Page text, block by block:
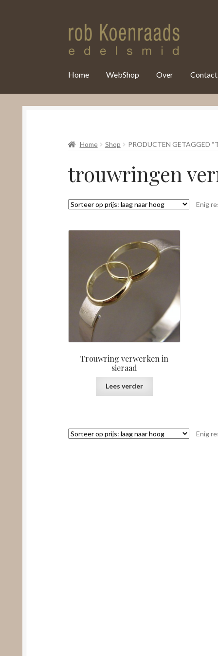
Home WebShop Over Contact
Home Shop PRODUCTEN GETAGGED
trouwringen
Enig
Trouwring verwerken in
sieraad
Lees verder
Enig